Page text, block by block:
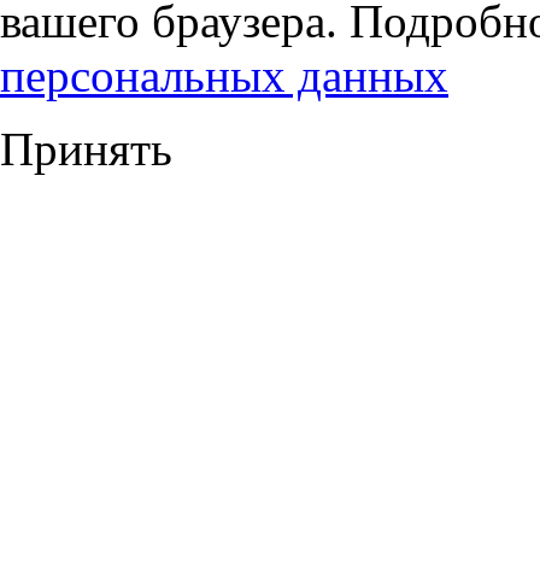
вашего браузера.
персональных данных
Принять